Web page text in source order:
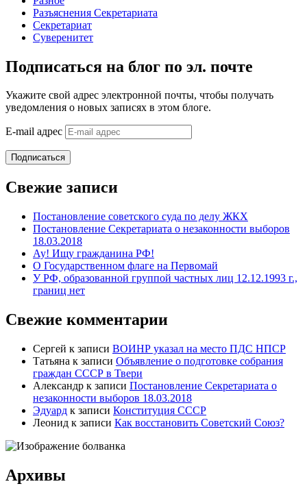
Разъяснения Секретариата
Секретариат
Суверенитет
Подписаться на блог по эл. почте
Укажите свой адрес электронной почты, чтобы получать
уведомления о новых записях в этом блоге.
E-mail адрес
Подписаться
Свежие записи
Постановление советского суда по делу ЖКХ
Постановление Секретариата о незаконности выборов
18.03.2018
Ау! Ищу гражданина РФ!
О Государственном флаге на Первомай
У РФ, образованной группой частных лиц 12.12.1993 г.,
границ нет
Свежие комментарии
Сергей к записи ВОИНР указал на место ПДС НПСР
Татьяна к записи Объявление о подготовке собрания
граждан СССР в Твери
Александр к записи Постановление Секретариата о
незаконности выборов 18.03.2018
Эдуард к записи Конституция СССР
Леонид к записи Как восстановить Советский Союз?
Архивы